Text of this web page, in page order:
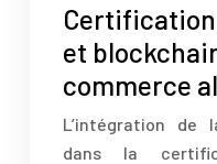
et
commerce
L’intégration de
dans la